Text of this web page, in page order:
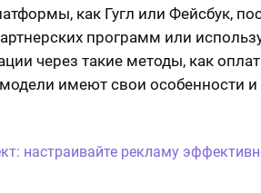
как Гугл или Фейсбук,
программ или
через такие методы, как
имеют свои особенности
настраивайте рекламу